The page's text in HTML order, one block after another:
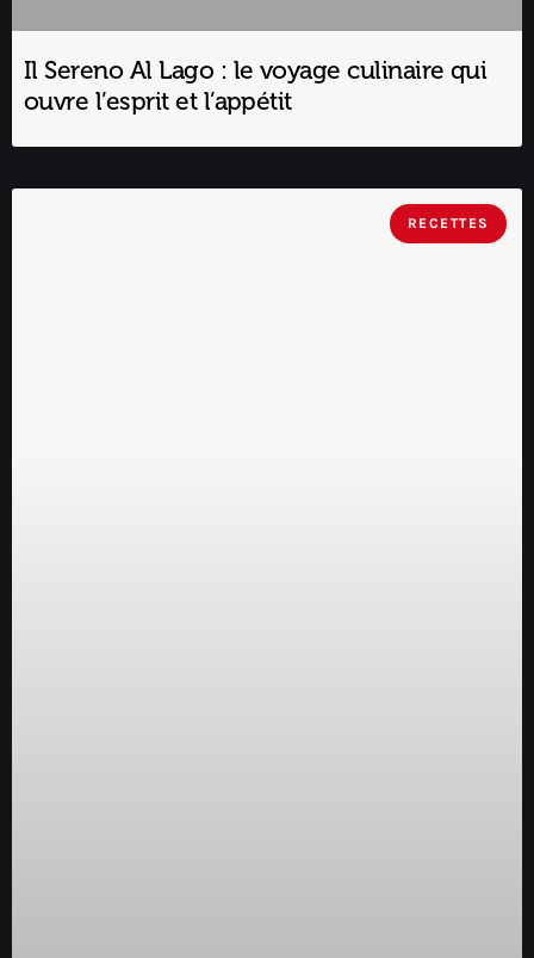
Il Sereno Al Lago : le voyage culinaire qui
ouvre l’esprit et l’appétit
RECETTES